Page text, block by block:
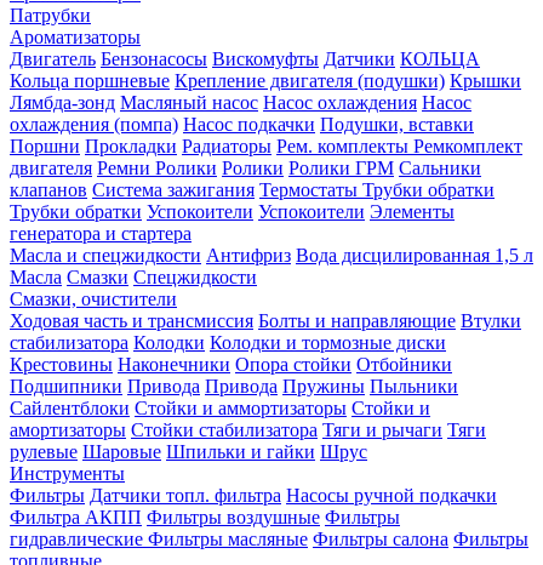
Патрубки
Ароматизаторы
Двигатель Бензонасосы Вискомуфты Датчики КОЛЬЦА
Кольца поршневые Крепление двигателя (подушки) Крышки
Лямбда-зонд Масляный насос Насос охлаждения Насос
охлаждения (помпа) Насос подкачки Подушки, вставки
Поршни Прокладки Радиаторы Рем. комплекты Ремкомплект
двигателя Ремни Ролики Ролики Ролики ГРМ Сальники
клапанов Система зажигания Термостаты Трубки обратки
Трубки обратки Успокоители Успокоители Элементы
генератора и стартера
Масла и спецжидкости Антифриз Вода дисцилированная 1,5 л
Масла Смазки Спецжидкости
Смазки, очистители
Ходовая часть и трансмиссия Болты и направляющие Втулки
стабилизатора Колодки Колодки и тормозные диски
Крестовины Наконечники Опора стойки Отбойники
Подшипники Привода Привода Пружины Пыльники
Сайлентблоки Стойки и аммортизаторы Стойки и
амортизаторы Стойки стабилизатора Тяги и рычаги Тяги
рулевые Шаровые Шпильки и гайки Шрус
Инструменты
Фильтры Датчики топл. фильтра Насосы ручной подкачки
Фильтра АКПП Фильтры воздушные Фильтры
гидравлические Фильтры масляные Фильтры салона Фильтры
топливные